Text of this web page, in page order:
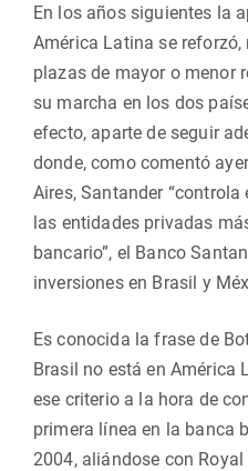
En los años siguientes la
América Latina se
plazas de mayor o menor
su marcha en los dos
efecto, aparte de seguir
donde, como comentó
Aires, Santander
las entidades privadas
bancario”, el Banco
inversiones en Brasil y
Es conocida la frase de
Brasil no está en América
ese criterio a la hora de
primera línea en la banca
2004, aliándose con